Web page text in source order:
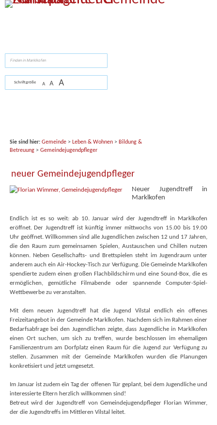
Zum Inhalt,zur Navigationoderzur Startseitespringen.
Schriftgröße A A A
Sie sind hier: Gemeinde> Leben & Wohnen> Bildung &
Betreuung> Gemeindejugendpfleger
neuer Gemeindejugendpfleger
Neuer Jugendtreff in
Marklkofen
Endlich ist es so weit: ab 10. Januar wird der Jugendtreff in Marklkofen
eröffnet. Der Jugendtreff ist künftig immer mittwochs von 15.00 bis 19.00
Uhr geöffnet. Willkommen sind alle Jugendlichen zwischen 12 und 17 Jahren,
die den Raum zum gemeinsamen Spielen, Austauschen und Chillen nutzen
können. Neben Gesellschafts- und Brettspielen steht im Jugendraum unter
anderem auch ein Air-Hockey-Tisch zur Verfügung. Die Gemeinde Marklkofen
spendierte zudem einen großen Flachbildschirm und eine Sound-Box, die es
ermöglichen, gemütliche Filmabende oder spannende Computer-Spiel-
Wettbewerbe zu veranstalten.
Mit dem neuen Jugendtreff hat die Jugend Vilstal endlich ein offenes
Freizeitangebot in der Gemeinde Marklkofen. Nachdem sich im Rahmen einer
Bedarfsabfrage bei den Jugendlichen zeigte, dass Jugendliche in Marklkofen
einen Ort suchen, um sich zu treffen, wurde beschlossen im ehemaligen
Familienzentrum am Dorfplatz einen Raum für die Jugend zur Verfügung zu
stellen. Zusammen mit der Gemeinde Marklkofen wurden die Planungen
konkretisiert und jetzt umgesetzt.
Im Januar ist zudem ein Tag der offenen Tür geplant, bei dem Jugendliche und
interessierte Eltern herzlich willkommen sind!
Betreut wird der Jugendtreff von Gemeindejugendpfleger Florian Wimmer,
der die Jugendtreffs im Mittleren Vilstal leitet.